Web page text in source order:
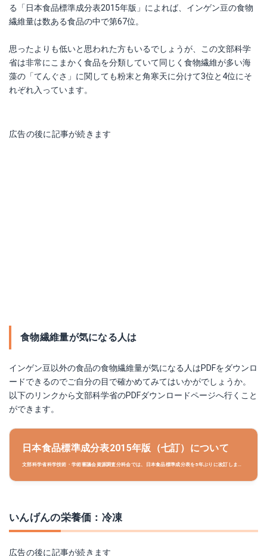
る「日本食品標準成分表2015年版」によれば、インゲン豆の食物
繊維量は数ある食品の中で第67位。
思ったよりも低いと思われた方もいるでしょうが、この文部科学
省は非常にこまかく食品を分類していて同じく食物繊維が多い海
藻の「てんぐさ」に関しても粉末と角寒天に分けて3位と4位にそ
れぞれ入っています。
広告の後に記事が続きます
食物繊維量が気になる人は
インゲン豆以外の食品の食物繊維量が気になる人はPDFをダウンロ
ードできるのでご自分の目で確かめてみてはいかがでしょうか。
以下のリンクから文部科学省のPDFダウンロードページへ行くこと
ができます。
日本食品標準成分表2015年版（七訂）について
文部科学省科学技術・学術審議会資源調査分科会では、日本食品標準成分表を5年ぶりに改訂しまし
いんげんの栄養価：冷凍
広告の後に記事が続きます